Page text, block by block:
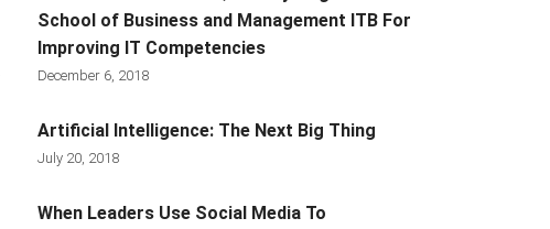
School of Business and Management ITB For
Improving IT Competencies
December 6, 2018
Artificial Intelligence: The Next Big Thing
July 20, 2018
When Leaders Use Social Media To